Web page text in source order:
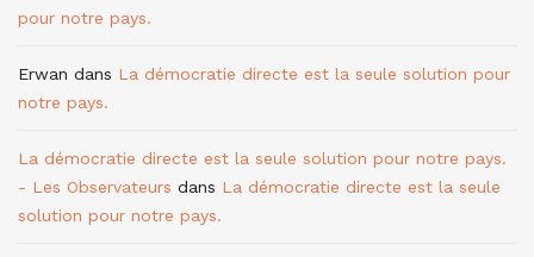
pour notre pays.
Erwan dans La démocratie directe est la seule solution pour
notre pays.
La démocratie directe est la seule solution pour notre pays.
- Les Observateurs dans La démocratie directe est la seule
solution pour notre pays.